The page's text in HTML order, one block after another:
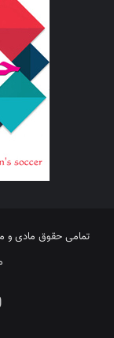
تمامی حقوق مادی و